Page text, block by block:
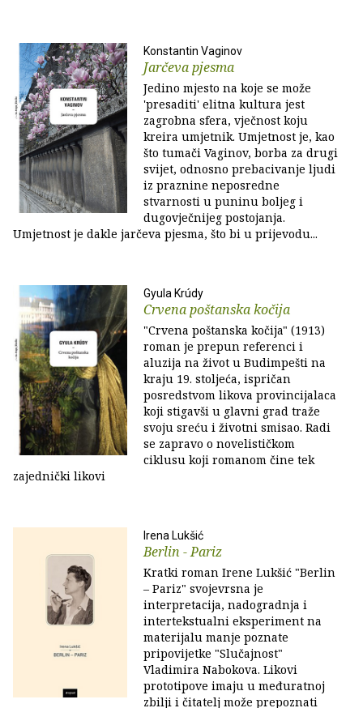
Konstantin Vaginov
Jarčeva pjesma
Jedino mjesto na koje se može
'presaditi' elitna kultura jest
zagrobna sfera, vječnost koju
kreira umjetnik. Umjetnost je, kao
što tumači Vaginov, borba za drugi
svijet, odnosno prebacivanje ljudi
iz praznine neposredne
stvarnosti u puninu boljeg i
dugovječnijeg postojanja.
Umjetnost je dakle jarčeva pjesma, što bi u prijevodu...
Gyula Krúdy
Crvena poštanska kočija
"Crvena poštanska kočija" (1913)
roman je prepun referenci i
aluzija na život u Budimpešti na
kraju 19. stoljeća, ispričan
posredstvom likova provincijalaca
koji stigavši u glavni grad traže
svoju sreću i životni smisao. Radi
se zapravo o novelističkom
ciklusu koji romanom čine tek
zajednički likovi
Irena Lukšić
Berlin - Pariz
Kratki roman Irene Lukšić "Berlin
– Pariz" svojevrsna je
interpretacija, nadogradnja i
intertekstualni eksperiment na
materijalu manje poznate
pripovijetke "Slučajnost"
Vladimira Nabokova. Likovi
prototipove imaju u međuratnoj
zbilji i čitatelj može prepoznati